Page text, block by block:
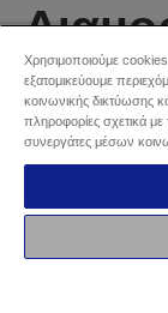
Η μετάβαση
Χρησιμοποιούμε
εξατομικεύουμε
κοινωνικής δικτύωσης
πληροφορίες σχετικά
συνεργάτες μέσων